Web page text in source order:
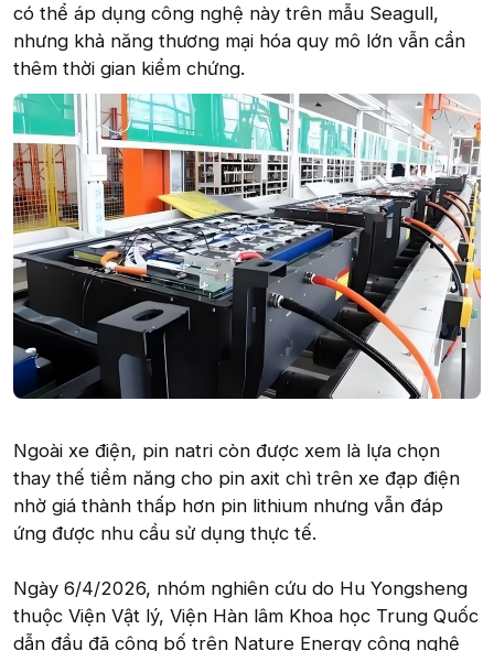
có thể áp dụng công nghệ này trên mẫu Seagull,
nhưng khả năng thương mại hóa quy mô lớn vẫn cần
thêm thời gian kiểm chứng.
Ngoài xe điện, pin natri còn được xem là lựa chọn
thay thế tiềm năng cho pin axit chì trên xe đạp điện
nhờ giá thành thấp hơn pin lithium nhưng vẫn đáp
ứng được nhu cầu sử dụng thực tế.
Ngày 6/4/2026, nhóm nghiên cứu do Hu Yongsheng
thuộc Viện Vật lý, Viện Hàn lâm Khoa học Trung Quốc
dẫn đầu đã công bố trên Nature Energy công nghệ